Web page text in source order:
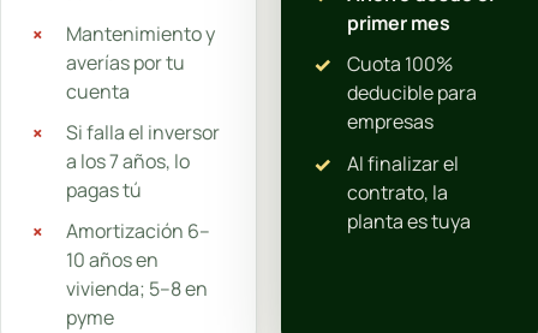
Mantenimiento y
averías por tu
cuenta
Si falla el inversor
a los 7 años, lo
pagas tú
Amortización 6–
10 años en
vivienda; 5–8 en
pyme
primer mes
Cuota 100%
deducible para
empresas
Al finalizar el
contrato, la
planta es tuya